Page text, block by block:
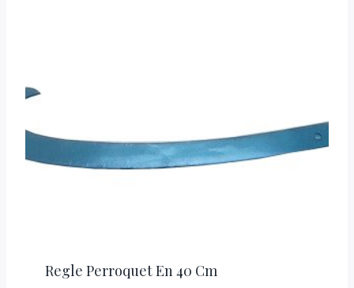
Regle Perroquet En 40 Cm